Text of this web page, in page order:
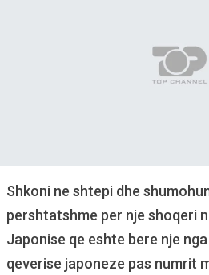
Shkoni ne shtepi dhe
pershtatshme per nje shoqeri
Japonise qe eshte bere nje
qeverise japoneze pas numrit